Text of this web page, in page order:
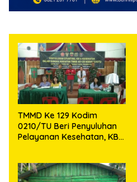
TMMD Ke 129 Kodim
0210/TU Beri Penyuluhan
Pelayanan Kesehatan, KB